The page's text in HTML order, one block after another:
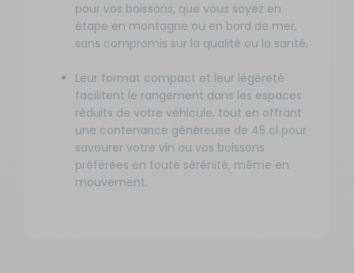
pour vos boissons, que vous soyez en
étape en montagne ou en bord de mer,
sans compromis sur la qualité ou la santé.
Leur format compact et leur légèreté
facilitent le rangement dans les espaces
réduits de votre véhicule, tout en offrant
une contenance généreuse de 45 cl pour
savourer votre vin ou vos boissons
préférées en toute sérénité, même en
mouvement.